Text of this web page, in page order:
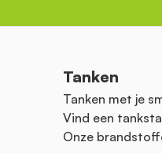
Tanken
Tanken met je
Vind een
Onze